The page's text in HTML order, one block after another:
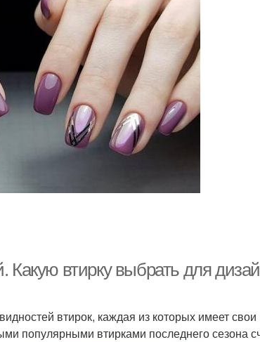
втирку выбрать для
втирок, каждая из которых имеет свои
популярными втирками последнего сезона